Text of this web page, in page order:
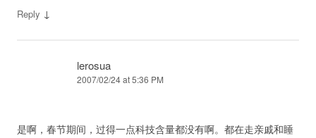
Reply ↓
lerosua
2007/02/24 at 5:36 PM
是啊，春节期间，过得一点科技含量都没有啊。都在走亲戚和睡